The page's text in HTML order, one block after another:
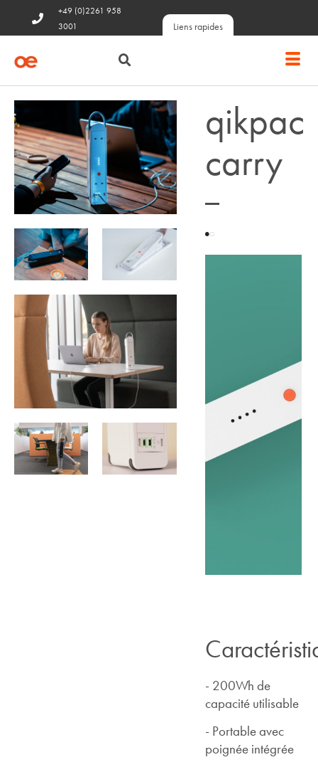
+49 (0)2261 958
3001
Liens rapides
qikpac
carry
- 200Wh de
capacité utilisable
- Portable avec
poignée intégrée